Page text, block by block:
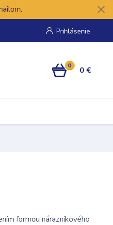
Prihlásenie
0 0 €
formou nárazníkového